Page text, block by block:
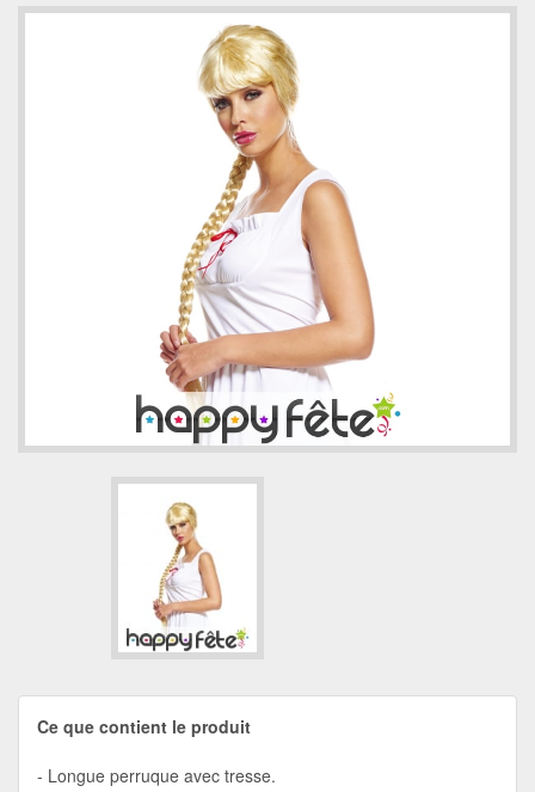
Ce que contient le produit
Longue perruque avec tresse.